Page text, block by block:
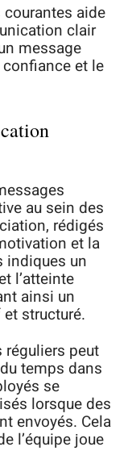
aide
clair
message
et le
au sein des
rédigés
et la
indiques un
l’atteinte
ainsi un
structuré.
réguliers peut
temps dans
se
lorsque des
envoyés. Cela
l’équipe joue